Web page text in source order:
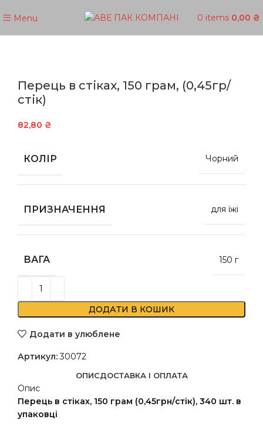
Menu 0 items 0,00 ₴
Перець в стіках, 150 грам, (0,45гр/
стік)
82,80 ₴
КОЛІР Чорний
ПРИЗНАЧЕННЯ для їжі
ВАГА 150 г
ДОДАТИ В КОШИК
Додати в улюблене
Артикул:30072
ОПИСДОСТАВКА І ОПЛАТА
Опис
Перець в стіках, 150 грам (0,45грн/стік), 340 шт. в
упаковці